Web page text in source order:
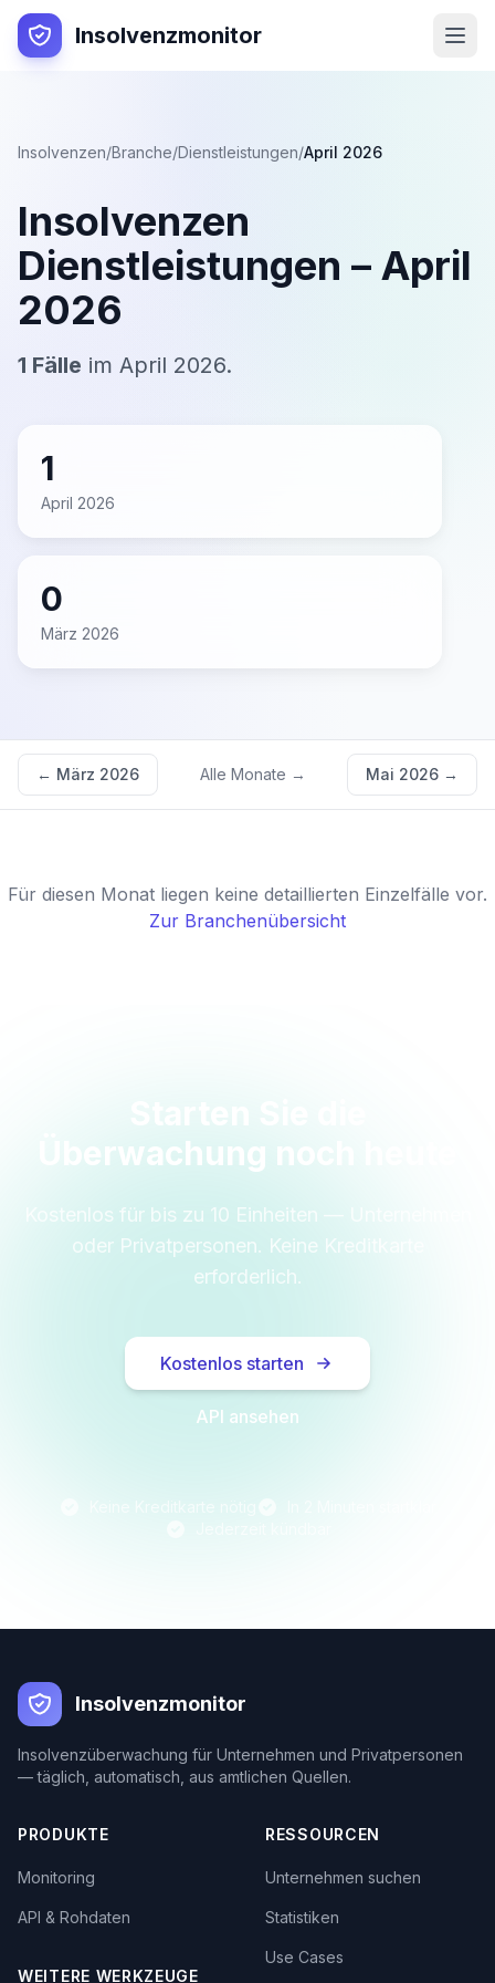
Insolvenzmonitor
Insolvenzen/Branche/Dienstleistungen/April 2026
Insolvenzen
Dienstleistungen – April
2026
1 Fälle im April 2026.
1
April 2026
0
März 2026
← März 2026 Alle Monate → Mai 2026 →
Für diesen Monat liegen keine detaillierten Einzelfälle vor.
Zur Branchenübersicht
Überwachung noch heute
Kostenlos für bis zu 10 Einheiten — Unternehmen
oder Privatpersonen. Keine Kreditkarte
erforderlich.
Kostenlos starten
API ansehen
Insolvenzmonitor
Insolvenzüberwachung für Unternehmen und Privatpersonen
— täglich, automatisch, aus amtlichen Quellen.
PRODUKTE
Monitoring
API & Rohdaten
WEITERE WERKZEUGE
RESSOURCEN
Unternehmen suchen
Statistiken
Use Cases